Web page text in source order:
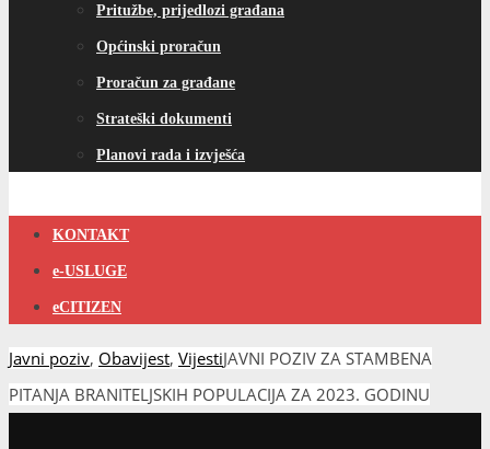
Pritužbe, prijedlozi građana
Općinski proračun
Proračun za građane
Strateški dokumenti
Planovi rada i izvješća
KONTAKT
e-USLUGE
eCITIZEN
Javni poziv, Obavijest, VijestiJAVNI POZIV ZA STAMBENA
PITANJA BRANITELJSKIH POPULACIJA ZA 2023. GODINU